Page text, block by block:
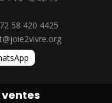
58 420 4425